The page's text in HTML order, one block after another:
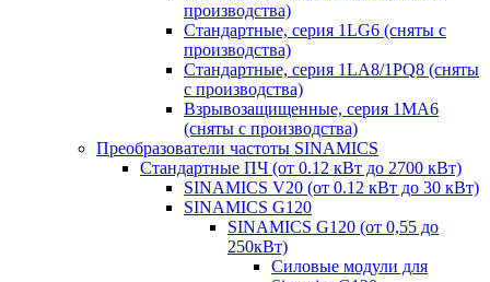
производства)
Стандартные, серия 1LG6 (сняты с
производства)
Стандартные, серия 1LA8/1PQ8 (сняты
с производства)
Взрывозащищенные, серия 1MA6
(сняты с производства)
Преобразователи частоты SINAMICS
Стандартные ПЧ (от 0.12 кВт до 2700 кВт)
SINAMICS V20 (от 0.12 кВт до 30 кВт)
SINAMICS G120
SINAMICS G120 (от 0,55 до
250кВт)
Силовые модули для